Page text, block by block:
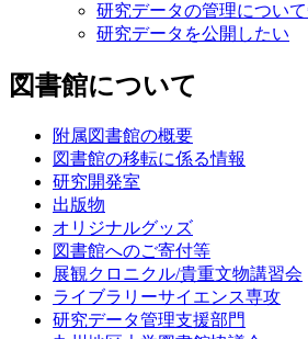
研究データの管理につい
研究データを公開したい
図書館について
附属図書館の概要
図書館の移転に係る情報
研究開発室
出版物
オリジナルグッズ
図書館へのご寄付等
展観クロニクル/貴重文物講習会
ライブラリーサイエンス専攻
研究データ管理支援部門